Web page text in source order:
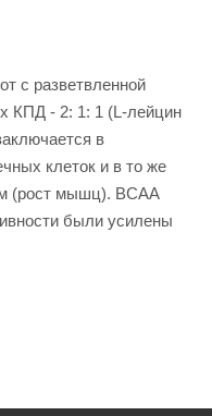
с разветвленной
КПД - 2: 1: 1 (L-лейцин
в
клеток и в то же
(рост мышц). BCAA
были усилены